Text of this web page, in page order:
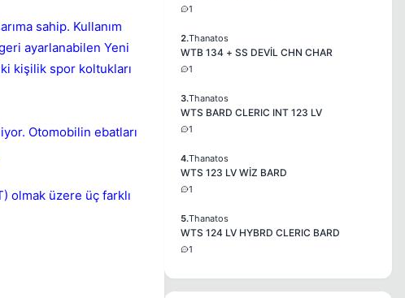
sahip. Kullanım
ayarlanabilen Yeni
kişilik spor koltukları
Otomobilin ebatları
olmak üzere üç farklı
1
2.Thanatos
WTB 134 + SS DEVİL CHN CHAR
1
3.Thanatos
WTS BARD CLERIC INT 123 LV
1
4.Thanatos
WTS 123 LV WİZ BARD
1
5.Thanatos
WTS 124 LV HYBRD CLERIC BARD
1